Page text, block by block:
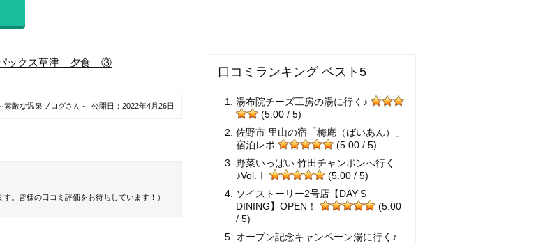
パックス草津 夕食 ③
素敵な温泉ブログさん～ 公開日： 2022年4月26日
。皆様の口コミ評価をお待ちしています！）
口コミランキング ベスト5
湯布院チーズ工房の湯に行く♪
(5.00 / 5)
佐野市 里山の宿「梅庵（ばいあん）」
宿泊レポ
(5.00 / 5)
野菜いっぱい 竹田チャンポンへ行く
♪Vol.Ⅰ
(5.00 / 5)
ソイストーリー2号店【DAY'S
DINING】OPEN！
(5.00
/ 5)
オープン記念キャンペーン湯に行く♪